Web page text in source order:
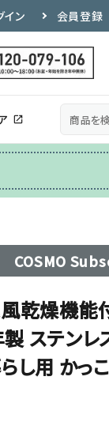
イン 会員登録
open_in_new
COSMO
乾燥機能
ステンレ
し用 かっ